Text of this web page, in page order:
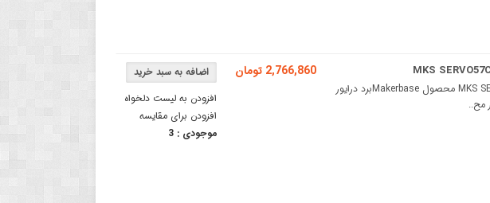
افزودن به لیست دلخواه
افزودن برای مقایسه
موجودی :3
2,766,860 تومان
برد درایور استپر موتور مدل MKS SERVO57C محصول Makerbaseبرد درایور